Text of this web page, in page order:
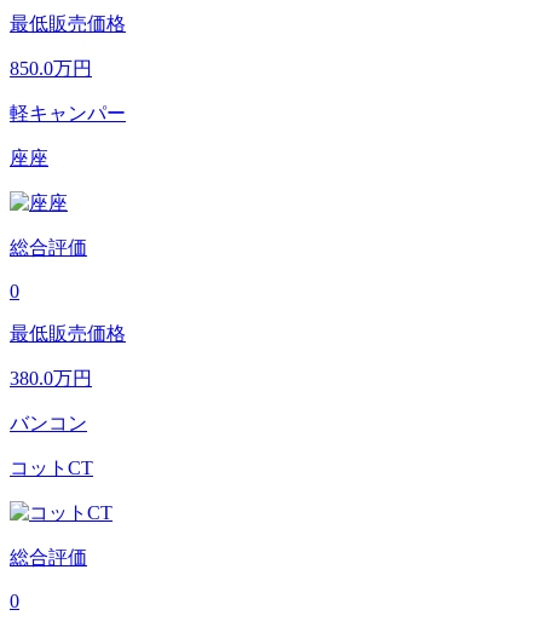
最低販売価格
850.0万円
軽キャンパー
座座
総合評価
0
最低販売価格
380.0万円
バンコン
コットCT
総合評価
0